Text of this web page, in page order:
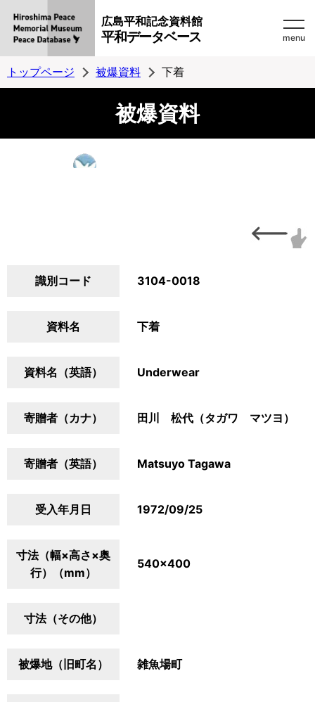
広島平和記念資料館
平和データベース menu
トップページ 被爆資料 下着
被爆資料
識別コード 3104-0018
資料名 下着
資料名（英語） Underwear
寄贈者（カナ） 田川 松代（タガワ マツヨ）
寄贈者（英語） Matsuyo Tagawa
受入年月日 1972/09/25
寸法（幅×高さ×奥
行）（mm）
540×400
寸法（その他）
被爆地（旧町名） 雑魚場町